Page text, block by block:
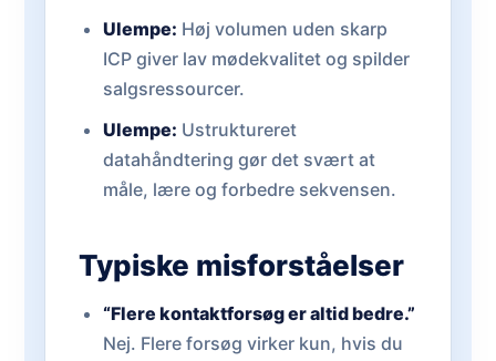
Ulempe: Høj volumen uden skarp
ICP giver lav mødekvalitet og spilder
salgsressourcer.
Ulempe: Ustruktureret
datahåndtering gør det svært at
måle, lære og forbedre sekvensen.
Typiske misforståelser
“Flere kontaktforsøg er altid bedre.”
Nej. Flere forsøg virker kun, hvis du